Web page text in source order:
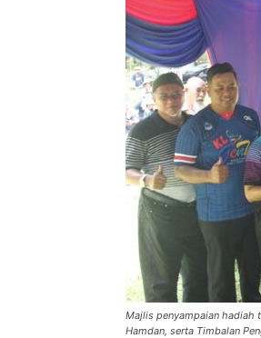
Majlis penyampaian hadiah
Hamdan, serta Timbalan